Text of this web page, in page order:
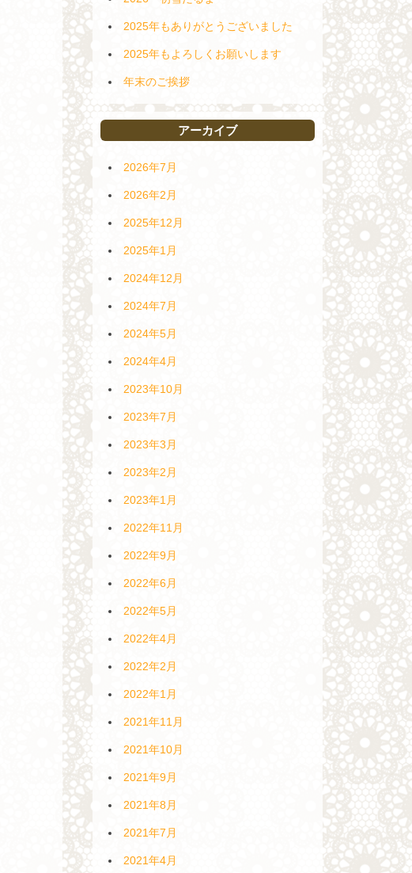
2025年もありがとうございました
2025年もよろしくお願いします
年末のご挨拶
アーカイブ
2026年7月
2026年2月
2025年12月
2025年1月
2024年12月
2024年7月
2024年5月
2024年4月
2023年10月
2023年7月
2023年3月
2023年2月
2023年1月
2022年11月
2022年9月
2022年6月
2022年5月
2022年4月
2022年2月
2022年1月
2021年11月
2021年10月
2021年9月
2021年8月
2021年7月
2021年4月